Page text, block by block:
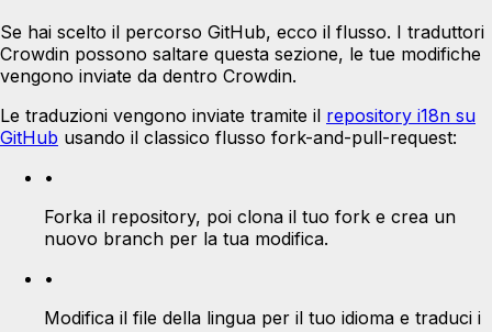
Se hai scelto il percorso GitHub, ecco il flusso. I traduttori
Crowdin possono saltare questa sezione, le tue modifiche
vengono inviate da dentro Crowdin.
Le traduzioni vengono inviate tramite il repository i18n su
GitHub usando il classico flusso fork-and-pull-request:
•
Forka il repository, poi clona il tuo fork e crea un
nuovo branch per la tua modifica.
•
Modifica il file della lingua per il tuo idioma e traduci i